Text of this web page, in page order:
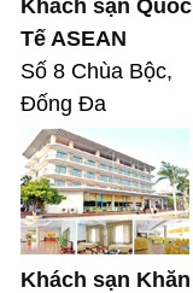
Khách sạn Quốc
Tế ASEAN
Số 8 Chùa Bộc,
Đống Đa
Khách sạn Khăn